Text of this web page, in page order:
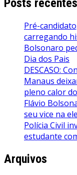
Posts recentes
Pré-
carregando
Bolsonaro
Dia dos Pais
DESCASO:
Manaus
pleno calor
Flávio
seu vice na
Polícia Civil
estudante
Arquivos